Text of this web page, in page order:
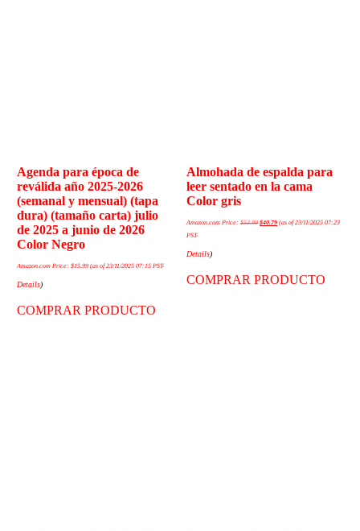
Agenda para época de
reválida año 2025-2026
(semanal y mensual) (tapa
dura) (tamaño carta) julio
de 2025 a junio de 2026
Color Negro
Amazon.com Price:$15.99 (as of 23/11/2025 07:15 PST-
Details)
COMPRAR PRODUCTO
Almohada de espalda para
leer sentado en la cama
Color gris
Amazon.com Price:$53.99 $40.79 (as of 23/11/2025 07:23
PST-
Details)
COMPRAR PRODUCTO